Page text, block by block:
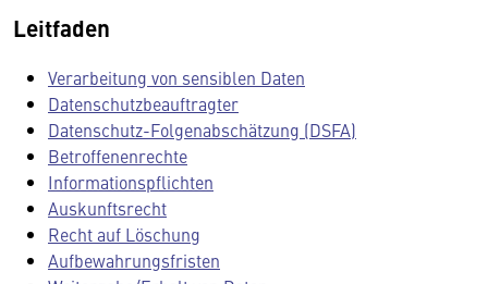
Leitfaden
Verarbeitung von sensiblen Daten
Datenschutzbeauftragter
Datenschutz-Folgenabschätzung (DSFA)
Betroffenenrechte
Informationspflichten
Auskunftsrecht
Recht auf Löschung
Aufbewahrungsfristen